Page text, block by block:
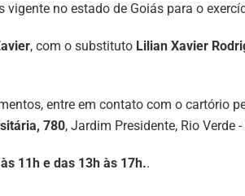
no estado de Goiás para o
, com o substituto Lilian Xavier
entre em contato com o cartório
780, Jardim Presidente, Rio Verde -
11h e das 13h às 17h..